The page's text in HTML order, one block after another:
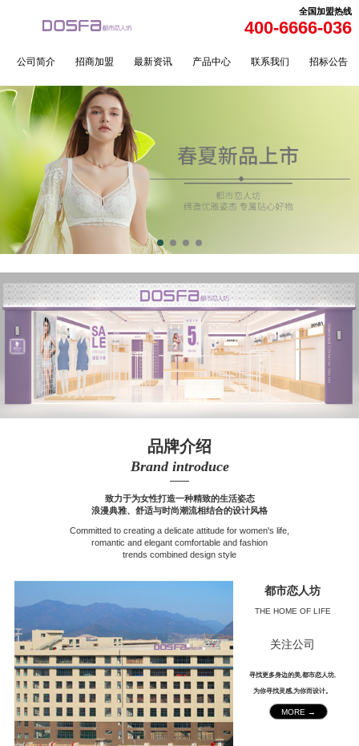
全国加盟热线
400-6666-036
公司简介 招商加盟 最新资讯 产品中心 联系我们 招标公告
品牌介绍
Brand introduce
——
致力于为女性打造一种精致的生活姿态
浪漫典雅、舒适与时尚潮流相结合的设计风格
Committed to creating a delicate attitude for women's life,
romantic and elegant comfortable and fashion
trends combined design style
都市恋人坊
THE HOME OF LIFE
关注公司
寻找更多身边的美,都市恋人坊,
为你寻找灵感,为你而设计。
MORE →